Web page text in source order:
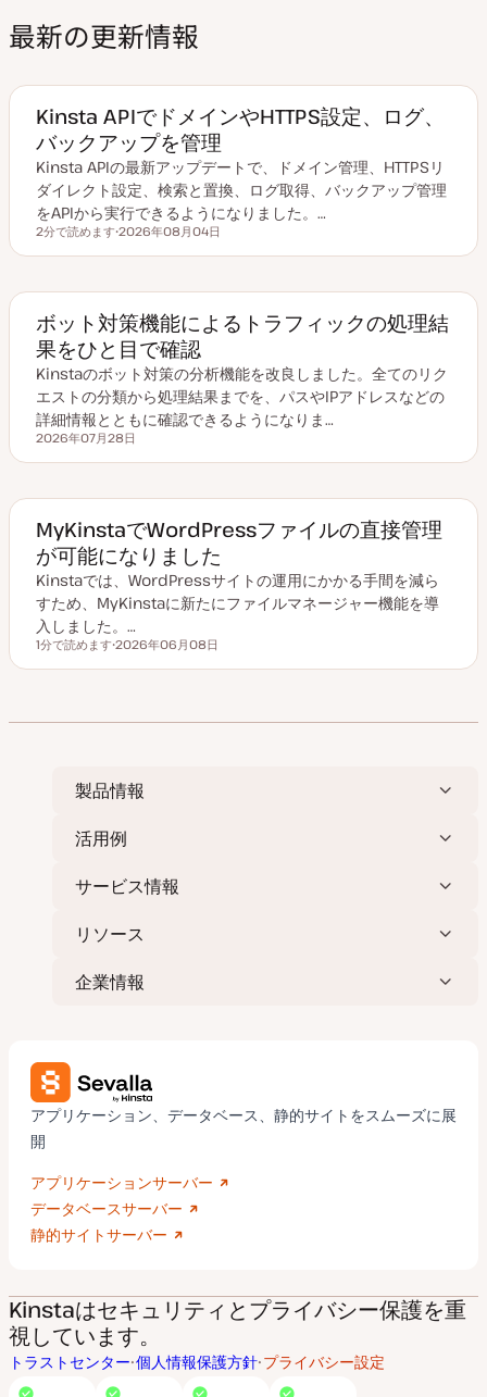
最新の更新情報
Kinsta APIでドメインやHTTPS設定、ログ、
バックアップを管理
Kinsta APIの最新アップデートで、ドメイン管理、HTTPSリ
ダイレクト設定、検索と置換、ログ取得、バックアップ管理
をAPIから実行できるようになりました。…
読むのにかかる時間
2分で読めます
新
2026年08月04日
ボット対策機能によるトラフィックの処理結
果をひと目で確認
Kinstaのボット対策の分析機能を改良しました。全てのリク
エストの分類から処理結果までを、パスやIPアドレスなどの
詳細情報とともに確認できるようになりま…
更新日
2026年07月28日
MyKinstaでWordPressファイルの直接管理
が可能になりました
Kinstaでは、WordPressサイトの運用にかかる手間を減ら
すため、MyKinstaに新たにファイルマネージャー機能を導
入しました。…
読むのにかかる時間
1分で読めます
新
2026年06月08日
製品情報
活用例
サービス情報
リソース
企業情報
アプリケーション、データベース、静的サイトをスムーズに展
開
アプリケーションサーバー
データベースサーバー
静的サイトサーバー
Kinstaはセキュリティとプライバシー保護を重
視しています。
トラストセンター 個人情報保護方針 プライバシー設定